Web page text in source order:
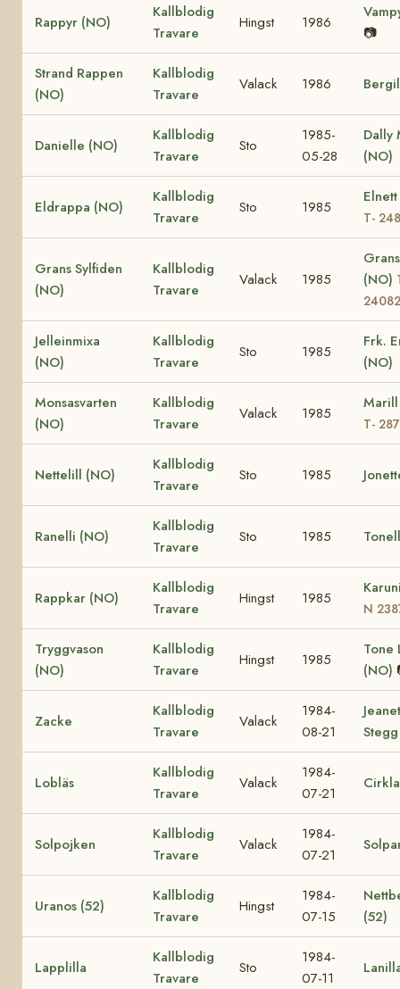
Rappyr (NO)
Kallblodig
Travare
Hingst 1986
📷
Strand Rappen
(NO)
Kallblodig
Travare
Valack 1986
Danielle (NO)
Kallblodig
Travare
Sto
1985-
05-28
Dally
(NO)
Eldrappa (NO)
Kallblodig
Travare
Sto 1985
T-
Grans Sylfiden
(NO)
Kallblodig
Travare
Valack 1985
(NO)
24082
Jelleinmixa
(NO)
Kallblodig
Travare
Sto 1985
Frk.
(NO)
Monsasvarten
(NO)
Kallblodig
Travare
Valack 1985
T-
Nettelill (NO)
Kallblodig
Travare
Sto 1985
Ranelli (NO)
Kallblodig
Travare
Sto 1985
Rappkar (NO)
Kallblodig
Travare
Hingst 1985
N
Tryggvason
(NO)
Kallblodig
Travare
Hingst 1985
Tone
(NO)
Zacke
Kallblodig
Travare
Valack
1984-
08-21
Stegg
Lobläs
Kallblodig
Travare
Valack
1984-
07-21
Cirkla
Solpojken
Kallblodig
Travare
Valack
1984-
07-21
Uranos (52)
Kallblodig
Travare
Hingst
1984-
07-15
(52)
Lapplilla
Kallblodig
Travare
Sto
1984-
07-11